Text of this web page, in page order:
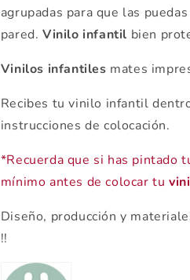
agrupadas para que las
pared. Vinilo infantil bien
Vinilos infantiles mates
Recibes tu vinilo infantil
instrucciones de colocación.
*Recuerda que si has pintado
mínimo antes de colocar tu
Diseño, producción y
!!